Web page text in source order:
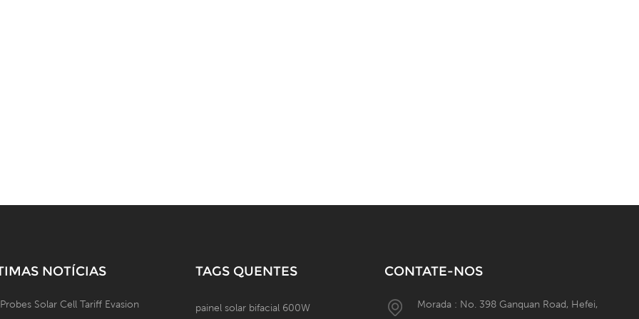
NOTÍCIAS
Probes Solar Cell Tariff Evasion
TAGS QUENTES
painel solar bifacial 600W
CONTATE-NOS
Morada : No. 398 Ganquan Road, Hefei,